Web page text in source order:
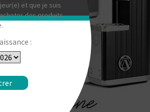
et que je suis
des produits
: